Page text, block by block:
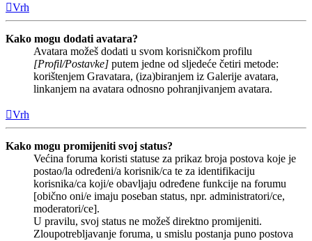
Vrh
Kako mogu dodati avatara?
Avatara možeš dodati u svom korisničkom profilu
[Profil/Postavke] putem jedne od sljedeće četiri metode:
korištenjem Gravatara, (iza)biranjem iz Galerije avatara,
linkanjem na avatara odnosno pohranjivanjem avatara.
Vrh
Kako mogu promijeniti svoj status?
Većina foruma koristi statuse za prikaz broja postova koje je
postao/la određeni/a korisnik/ca te za identifikaciju
korisnika/ca koji/e obavljaju određene funkcije na forumu
[obično oni/e imaju poseban status, npr. administratori/ce,
moderatori/ce].
U pravilu, svoj status ne možeš direktno promijeniti.
Zloupotrebljavanje foruma, u smislu postanja puno postova